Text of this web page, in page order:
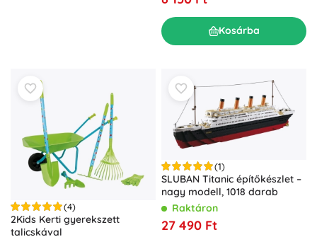
Kosárba
(4)
2Kids Kerti gyerekszett
talicskával
(1)
SLUBAN Titanic építőkészlet –
nagy modell, 1018 darab
Raktáron
27 490 Ft